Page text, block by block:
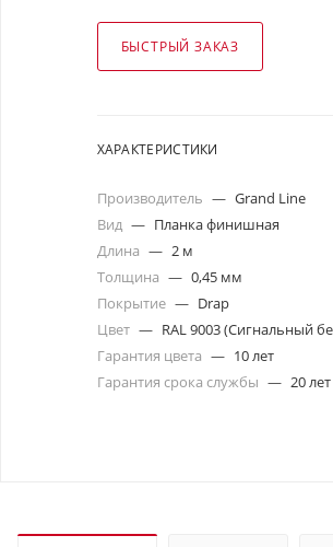
БЫСТРЫЙ ЗАКАЗ
ХАРАКТЕРИСТИКИ
Производитель — Grand Line
Вид — Планка финишная
Длина — 2 м
Толщина — 0,45 мм
Покрытие — Drap
Цвет — RAL 9003 (Сигнальный
Гарантия цвета — 10 лет
Гарантия срока службы — 20 лет